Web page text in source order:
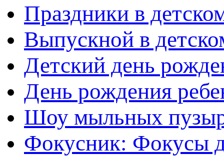
Праздники в
Выпускной в
Детский день
День рождения
Шоу мыльных
Фокусник: Фокусы